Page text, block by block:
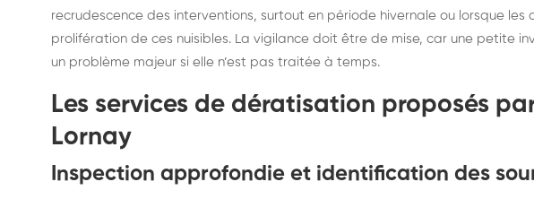
recrudescence des interventions, surtout en période hivernale ou lorsque les
prolifération de ces nuisibles. La vigilance doit être de mise, car une petite
un problème majeur si elle n’est pas traitée à temps.
Les services de dératisation proposés
Lornay
Inspection approfondie et identification des